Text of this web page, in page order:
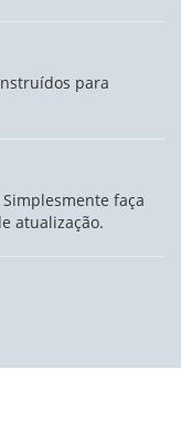
para
faça
atualização.